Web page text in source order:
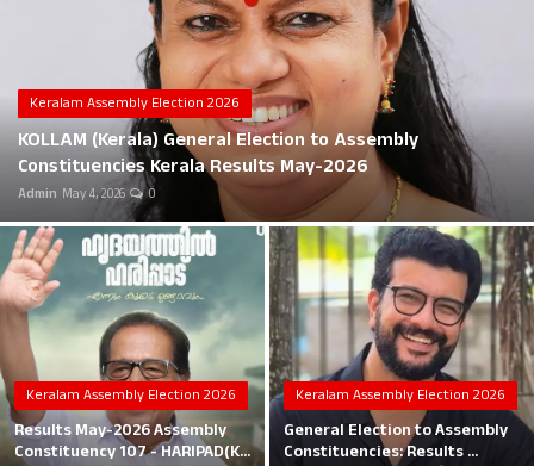
Career
Education
Business
Local News
Earn Money
Tutorials
Malayalam
Keralam Assembly Election 2026
KOLLAM (Kerala) General Election to Assembly
Constituencies Kerala Results May-2026
Admin May 4, 2026 0
Keralam Assembly Election 2026
Results May-2026 Assembly
Constituency 107 - HARIPAD(K...
Keralam Assembly Election 2026
General Election to Assembly
Constituencies: Results ...